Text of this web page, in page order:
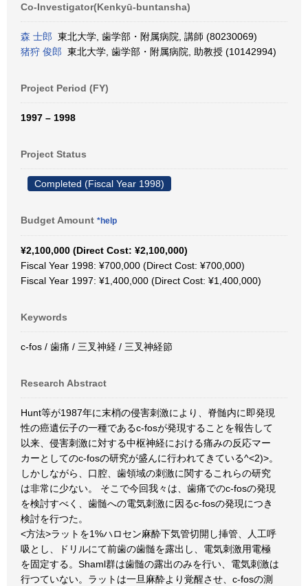
Co-Investigator(Kenkyū-buntansha)
森 士郎 東北大学, 歯学部・附属病院, 講師 (80230069)
猪狩 俊郎 東北大学, 歯学部・附属病院, 助教授 (10142994)
Project Period (FY)
1997 – 1998
Project Status
Completed (Fiscal Year 1998)
Budget Amount *help
¥2,100,000 (Direct Cost: ¥2,100,000)
Fiscal Year 1998: ¥700,000 (Direct Cost: ¥700,000)
Fiscal Year 1997: ¥1,400,000 (Direct Cost: ¥1,400,000)
Keywords
c-fos / 歯痛 / 三叉神経 / 三叉神経節
Research Abstract
Hunt等が1987年に末梢の侵害刺激により、脊髄内に即発現
性の癌遺伝子の一種であるc-fosが発現することを報告して
以来、侵害刺激に対する中枢神経における痛みの反応マー
カーとしてのc-fosの研究が盛んに行われてきている^<2)>。
しかしながら、口腔、歯領域の刺激に関するこれらの研究
は非常に少ない。 そこで今回我々は、歯痛でのc-fosの発現
を検討すべく、歯髄への電気刺激に因るc-fosの発現につき
検討を行つた。
<方法>ラットを1%ハロセン麻酔下気管切開し挿管、人工呼
吸とし、ドリルにて前歯の歯髄を露出し、電気刺激用電極
を固定する。Shaml群は歯髄の露出のみを行い、電気刺激は
行つていない。ラットは一旦麻酔より覚醒させ、c-fosの測